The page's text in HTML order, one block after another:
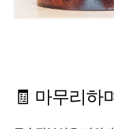
🧾 마무리하